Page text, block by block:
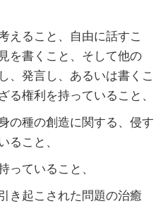
えること、自由に話すこ
を書くこと、そして他の
、発言し、あるいは書くこ
る権利を持っていること、
の種の創造に関する、侵す
ること、
っていること、
き起こされた問題の治癒